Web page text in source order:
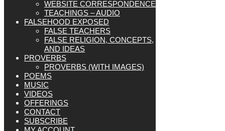
WEBSITE CORRESPONDENCE
TEACHINGS – AUDIO
FALSEHOOD EXPOSED
FALSE TEACHERS
FALSE RELIGION, CONCEPTS,
AND IDEAS
PROVERBS
PROVERBS (WITH IMAGES)
POEMS
MUSIC
VIDEOS
OFFERINGS
CONTACT
SUBSCRIBE